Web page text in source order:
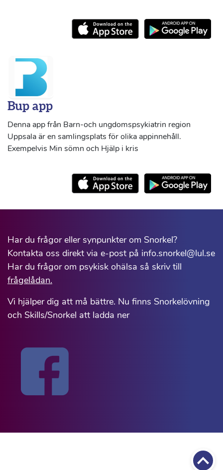
Till
Bup app
Denna app från Barn-och ungdomspsykiatrin region
Uppsala är en samlingsplats för olika appinnehåll.
Exempelvis Min sömn och Hjälp i kris
Har du frågor eller synpunkter om Snorkel?
Kontakta oss direkt via e-post på info.snorkel@lul.se
Har du frågor om psykisk ohälsa så skriv till
frågelådan.
Vi hjälper dig att må bättre. Nu finns Snorkelövning
och Skills/Snorkel att ladda ner